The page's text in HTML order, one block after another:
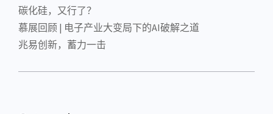
碳化硅，又行了？
慕展回顾 | 电子产业大变局下的AI破解之道
兆易创新，蓄力一击